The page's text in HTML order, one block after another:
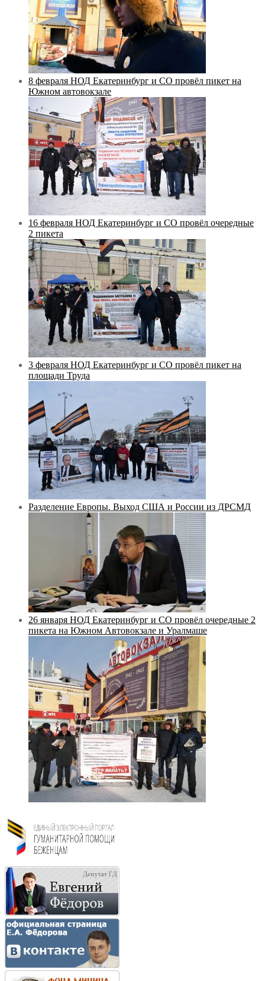
8 февраля НОД Екатеринбург и СО провёл пикет на
Южном автовокзале
16 февраля НОД Екатеринбург и СО провёл очередные
2 пикета
3 февраля НОД Екатеринбург и СО провёл пикет на
площади Труда
Разделение Европы. Выход США и России из ДРСМД
26 января НОД Екатеринбург и СО провёл очередные 2
пикета на Южном Автовокзале и Уралмаше